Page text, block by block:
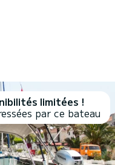
limitées !
par ce bateau